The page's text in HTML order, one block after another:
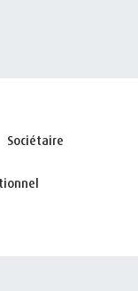
Sociétaire